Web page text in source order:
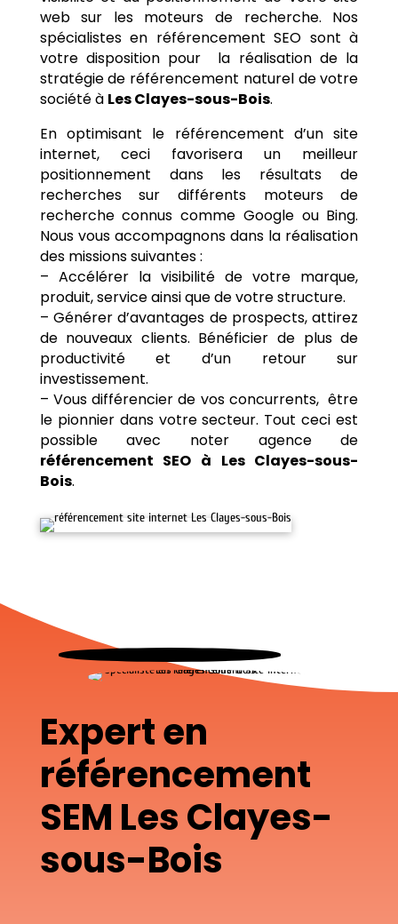
web sur les moteurs de recherche. Nos
spécialistes en référencement SEO sont à
votre disposition pour la réalisation de la
stratégie de référencement naturel de votre
société à Les Clayes-sous-Bois.
En optimisant le référencement d’un site
internet, ceci favorisera un meilleur
positionnement dans les résultats de
recherches sur différents moteurs de
recherche connus comme Google ou Bing.
Nous vous accompagnons dans la réalisation
des missions suivantes :
– Accélérer la visibilité de votre marque,
produit, service ainsi que de votre structure.
– Générer d’avantages de prospects, attirez
de nouveaux clients. Bénéficier de plus de
productivité et d’un retour sur
investissement.
– Vous différencier de vos concurrents, être
le pionnier dans votre secteur. Tout ceci est
possible avec noter agence de
référencement SEO à Les Clayes-sous-
Bois.
Expert en
référencement
SEM Les Clayes-
sous-Bois